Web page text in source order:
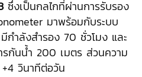
ซึ่งเป็นกลไกที่ผ่านการรับรอง
มาพร้อมกับระบบ
ำลังสำรอง 70 ชั่วโมง และ
กันน้ำ 200 เมตร ส่วนความ
วินาทีต่อวัน